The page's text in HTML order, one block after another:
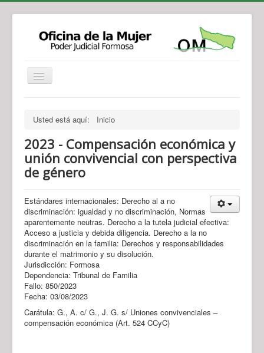
Legislación
Novedades
Recursos y Servicios de Atención
Contacto
Usted está aquí: Inicio
2023 - Compensación económica y
unión convivencial con perspectiva
de género
Estándares internacionales: Derecho al a no
discriminación: igualdad y no discriminación, Normas
aparentemente neutras. Derecho a la tutela judicial efectiva:
Acceso a justicia y debida diligencia. Derecho a la no
discriminación en la familia: Derechos y responsabilidades
durante el matrimonio y su disolución.
Jurisdicción: Formosa
Dependencia: Tribunal de Familia
Fallo: 850/2023
Fecha: 03/08/2023
Carátula: G., A. c/ G., J. G. s/ Uniones convivenciales –
compensación económica (Art. 524 CCyC)